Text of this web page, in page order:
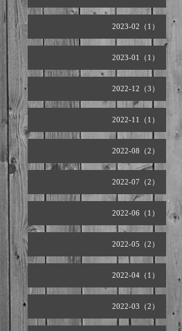
2023-02（1）
2023-01（1）
2022-12（3）
2022-11（1）
2022-08（2）
2022-07（2）
2022-06（1）
2022-05（2）
2022-04（1）
2022-03（2）